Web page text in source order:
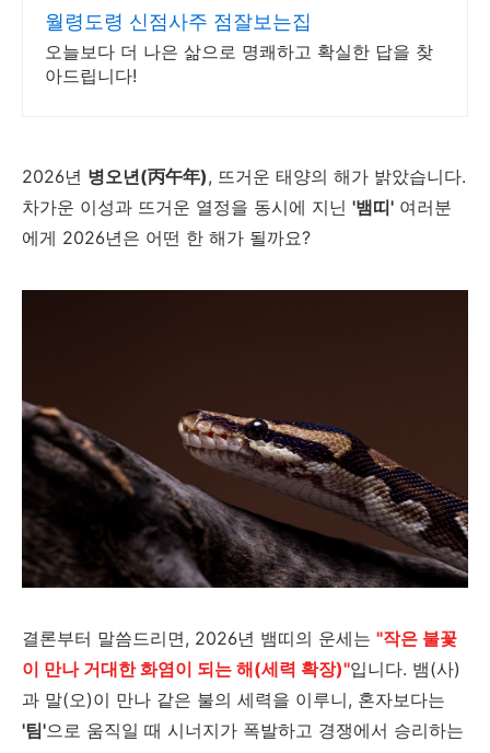
월령도령 신점사주 점잘보는집
오늘보다 더 나은 삶으로 명쾌하고 확실한 답을 찾
아드립니다!
2026년 병오년(丙午年), 뜨거운 태양의 해가 밝았습니다.
차가운 이성과 뜨거운 열정을 동시에 지닌 '뱀띠' 여러분
에게 2026년은 어떤 한 해가 될까요?
결론부터 말씀드리면, 2026년 뱀띠의 운세는 "작은 불꽃
이 만나 거대한 화염이 되는 해(세력 확장)"입니다. 뱀(사)
과 말(오)이 만나 같은 불의 세력을 이루니, 혼자보다는
'팀'으로 움직일 때 시너지가 폭발하고 경쟁에서 승리하는